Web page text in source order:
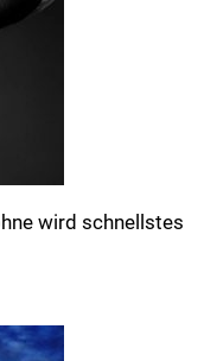
wird schnellstes